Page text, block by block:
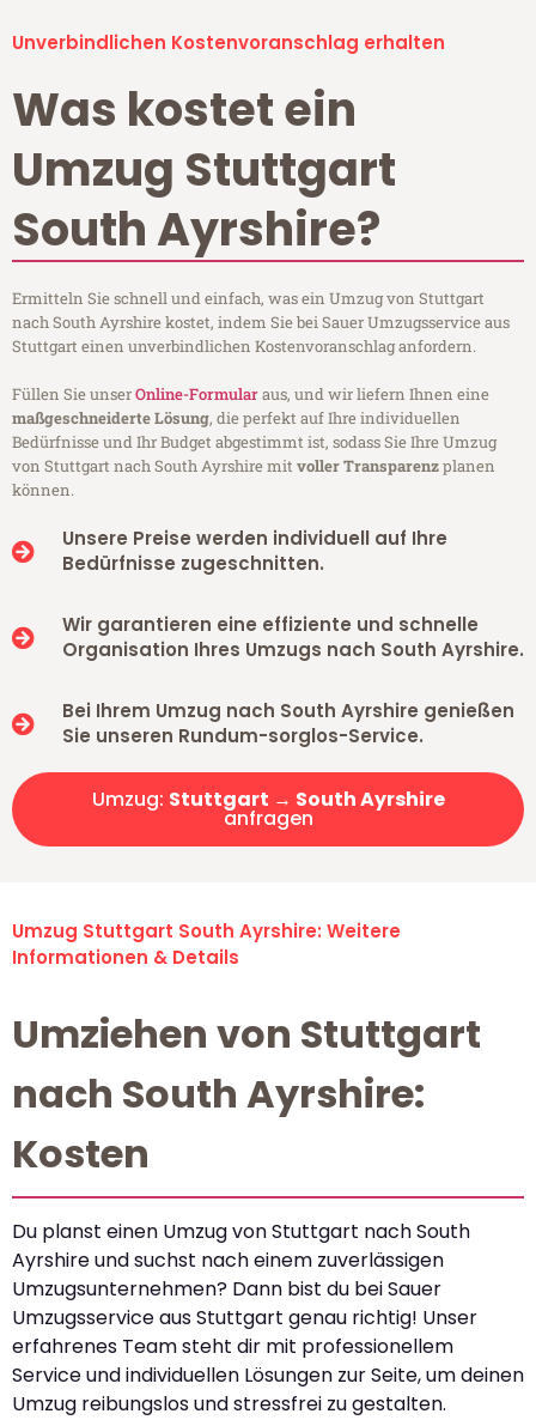
Unverbindlichen Kostenvoranschlag erhalten
Was kostet ein
Umzug Stuttgart
South Ayrshire?
Ermitteln Sie schnell und einfach, was ein Umzug von Stuttgart
nach South Ayrshire kostet, indem Sie bei Sauer Umzugsservice aus
Stuttgart einen unverbindlichen Kostenvoranschlag anfordern.
Füllen Sie unserOnline-Formularaus, und wir liefern Ihnen eine
maßgeschneiderte Lösung, die perfekt auf Ihre individuellen
Bedürfnisse und Ihr Budget abgestimmt ist, sodass Sie Ihre Umzug
von Stuttgart nach South Ayrshire mitvoller Transparenzplanen
können.
Unsere Preise werden individuell auf Ihre
Bedürfnisse zugeschnitten.
Wir garantieren eine effiziente und schnelle
Organisation Ihres Umzugs nach South Ayrshire.
Bei Ihrem Umzug nach South Ayrshire genießen
Sie unseren Rundum-sorglos-Service.
Umzug: Stuttgart → South Ayrshire
anfragen
Umzug Stuttgart South Ayrshire: Weitere
Informationen & Details
Umziehen von Stuttgart
nach South Ayrshire:
Kosten
Du planst einen Umzug von Stuttgart nach South
Ayrshire und suchst nach einem zuverlässigen
Umzugsunternehmen? Dann bist du bei Sauer
Umzugsservice aus Stuttgart genau richtig! Unser
erfahrenes Team steht dir mit professionellem
Service und individuellen Lösungen zur Seite, um deinen
Umzug reibungslos und stressfrei zu gestalten.